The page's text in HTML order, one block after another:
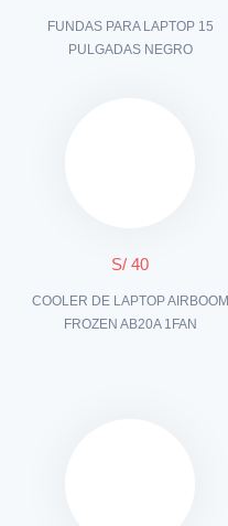
FUNDAS PARA LAPTOP 15
PULGADAS NEGRO
S/ 40
COOLER DE LAPTOP AIRBOOM
FROZEN AB20A 1FAN